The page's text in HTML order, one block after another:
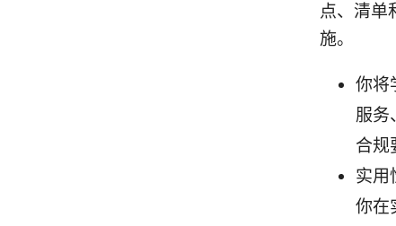
点、清单
施。
你将
服务
合规
实用
你在